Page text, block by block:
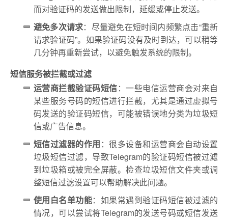
而对验证码的发送做出限制，延缓或停止发送。
避免多次请求：尽量避免在短时间内频繁点击“重新
请求验证码”。如果验证码没有及时到达，可以稍等
几分钟再重新尝试，以避免触发系统的限制。
短信服务被拦截或过滤
运营商拦截验证码短信：一些电信运营商会对来自
某些服务号码的短信进行拦截，尤其是通过虚拟号
码发送的验证码短信，可能被错误地分类为垃圾短
信或广告信息。
短信过滤器的作用 ：很多设备和运营商会自动设置
垃圾短信过滤，导致Telegram的验证码短信被过滤
到垃圾箱或被完全屏蔽。检查垃圾短信文件夹或调
整短信过滤设置可以帮助解决此问题。
使用白名单功能：如果常遇到验证码短信被过滤的
情况，可以尝试将Telegram的发送号码或短信发送